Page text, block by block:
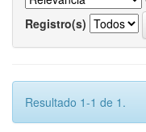
Registro(s)
Resultado 1-1 de 1.